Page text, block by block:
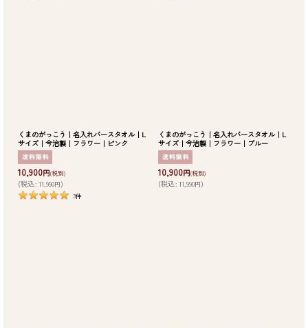
くまのがっこう｜名入れバースタオル｜L
サイズ｜今治製｜フラワー｜ピンク
10,900円(税別)
(税込: 11,990円)
3件
くまのがっこう｜名入れバースタオル｜L
サイズ｜今治製｜フラワー｜ブルー
10,900円(税別)
(税込: 11,990円)